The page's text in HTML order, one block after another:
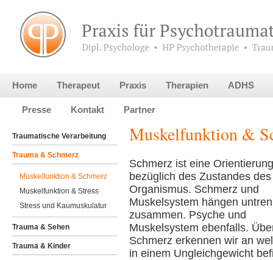
Home Therapeut Praxis Therapien ADHS
Presse Kontakt Partner
Traumatische Verarbeitung
Trauma & Schmerz
Muskelfunktion & Schmerz
Muskelfunktion & Stress
Stress und Kaumuskulatur
Trauma & Sehen
Trauma & Kinder
Muskelfunktion &
Schmerz ist eine
bezüglich des Zustandes des
Organismus. Schmerz und
Muskelsystem hängen
zusammen. Psyche und
Muskelsystem ebenfalls.
Schmerz erkennen wir an
in einem Ungleichgewicht